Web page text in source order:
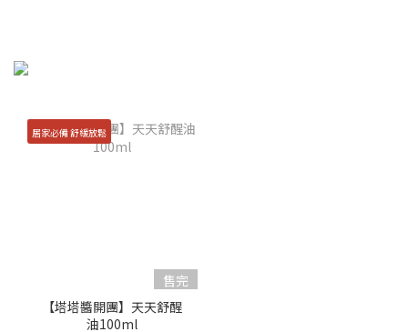
居家必備 舒緩放鬆
售完
【塔塔醬開團】天天舒醒
油100ml